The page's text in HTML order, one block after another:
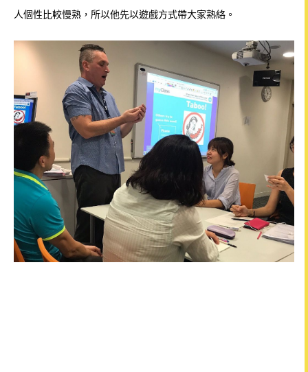
人個性比較慢熟，所以他先以遊戲方式帶大家熟絡。